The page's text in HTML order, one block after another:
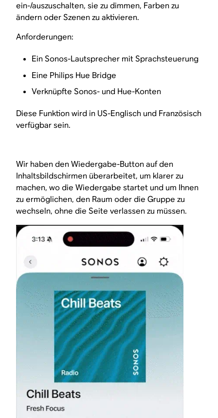
ein-/auszuschalten, sie zu dimmen, Farben zu
ändern oder Szenen zu aktivieren.
Anforderungen:
Ein Sonos-Lautsprecher mit Sprachsteuerung
Eine Philips Hue Bridge
Verknüpfte Sonos- und Hue-Konten
Diese Funktion wird in US-Englisch und Französisch
verfügbar sein.
Wir haben den Wiedergabe-Button auf den
Inhaltsbildschirmen überarbeitet, um klarer zu
machen, wo die Wiedergabe startet und um Ihnen
zu ermöglichen, den Raum oder die Gruppe zu
wechseln, ohne die Seite verlassen zu müssen.